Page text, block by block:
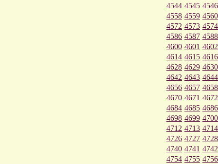
4544 4545 4546
4558 4559 4560
4572 4573 4574
4586 4587 4588
4600 4601 4602
4614 4615 4616
4628 4629 4630
4642 4643 4644
4656 4657 4658
4670 4671 4672
4684 4685 4686
4698 4699 4700
4712 4713 4714
4726 4727 4728
4740 4741 4742
4754 4755 4756